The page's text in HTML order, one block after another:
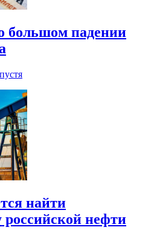
большом падении
найти
российской нефти